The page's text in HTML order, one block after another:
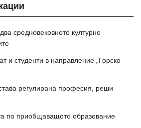
средновековното културно
и студенти в направление „Горско
регулирана професия, реши
по приобщаващото образование